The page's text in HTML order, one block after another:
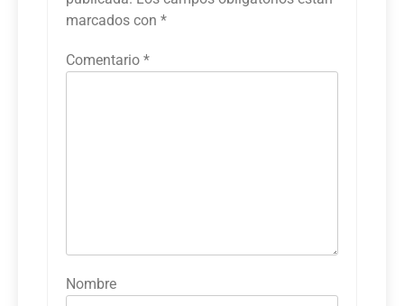
marcados con *
Comentario *
Nombre